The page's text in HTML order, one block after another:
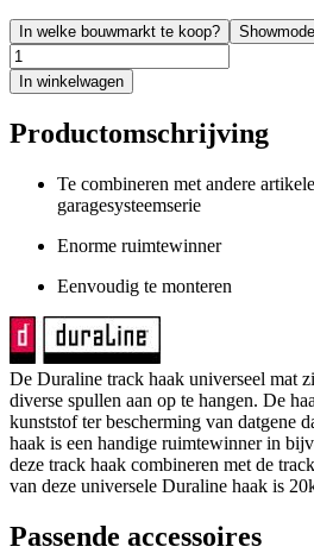
In welke bouwmarkt te koop?
In winkelwagen
Productomschrijving
Te combineren met andere
garagesysteemserie
Enorme ruimtewinner
Eenvoudig te monteren
De Duraline track haak universeel mat
diverse spullen aan op te hangen. De
kunststof ter bescherming van datgene
haak is een handige ruimtewinner in
deze track haak combineren met de
van deze universele Duraline haak is
Passende accessoires